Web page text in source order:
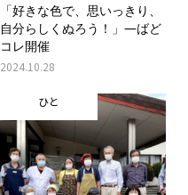
「好きな色で、思いっきり、
自分らしくぬろう！」―ばど
コレ開催
2024.10.28
ひと